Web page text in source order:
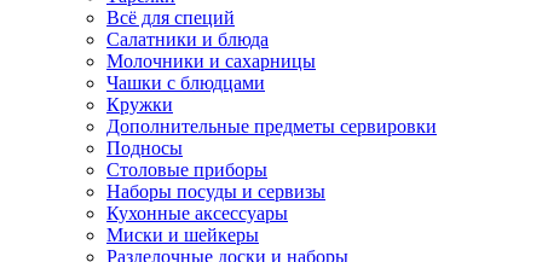
Всё для специй
Салатники и блюда
Молочники и сахарницы
Чашки с блюдцами
Кружки
Дополнительные предметы сервировки
Подносы
Столовые приборы
Наборы посуды и сервизы
Кухонные аксессуары
Миски и шейкеры
Разделочные доски и наборы